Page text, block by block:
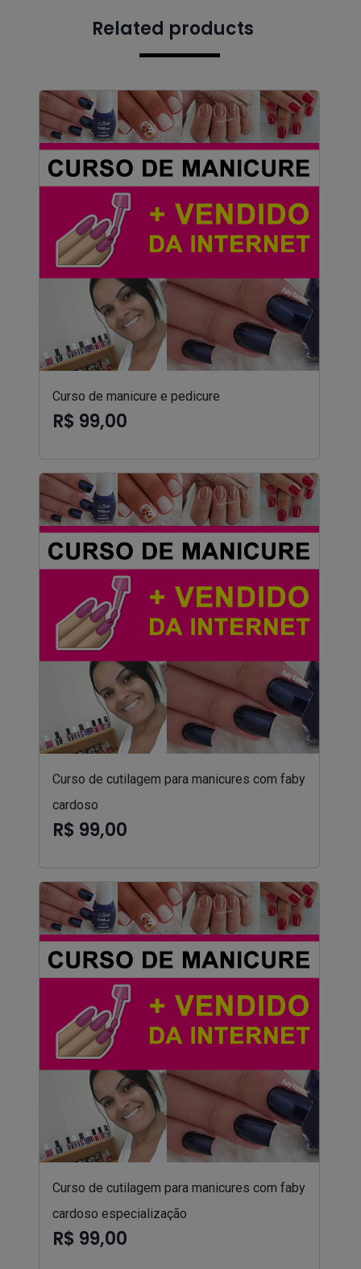
Related products
Curso de manicure e pedicure
R$ 99,00
Curso de cutilagem para manicures com faby
cardoso
R$ 99,00
Curso de cutilagem para manicures com faby
cardoso especialização
R$ 99,00